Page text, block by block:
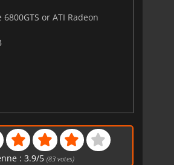
pour progresser et accéder
6800GTS or ATI Radeon
:3.9/5 (83 votes)